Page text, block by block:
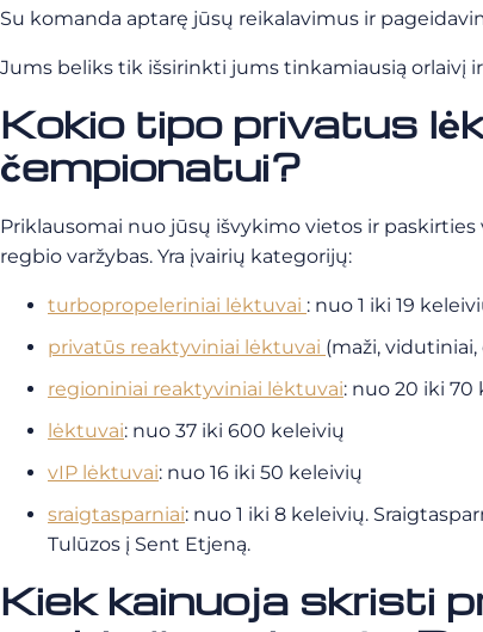
Su komanda aptarę jūsų reikalavimus ir
Jums beliks tik išsirinkti jums tinkamiausią orlaivį
Kokio tipo privatus
čempionatui?
Priklausomai nuo jūsų išvykimo vietos ir paskirties
regbio varžybas. Yra įvairių kategorijų:
turbopropeleriniai lėktuvai : nuo 1 iki 19
privatūs reaktyviniai lėktuvai (maži, vidutiniai,
regioniniai reaktyviniai lėktuvai: nuo 20 iki 70
lėktuvai: nuo 37 iki 600 keleivių
vIP lėktuvai: nuo 16 iki 50 keleivių
sraigtasparniai: nuo 1 iki 8 keleivių.
Tulūzos į Sent Etjeną.
Kiek kainuoja skristi